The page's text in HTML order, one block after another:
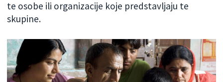
te osobe ili organizacije koje predstavljaju te
skupine.